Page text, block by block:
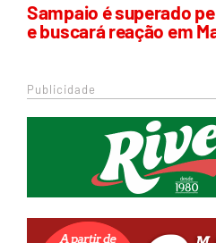
Sampaio é superado
e buscará reação em
Publicidade